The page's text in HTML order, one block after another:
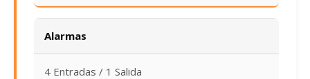
Alarmas
4 Entradas / 1 Salida